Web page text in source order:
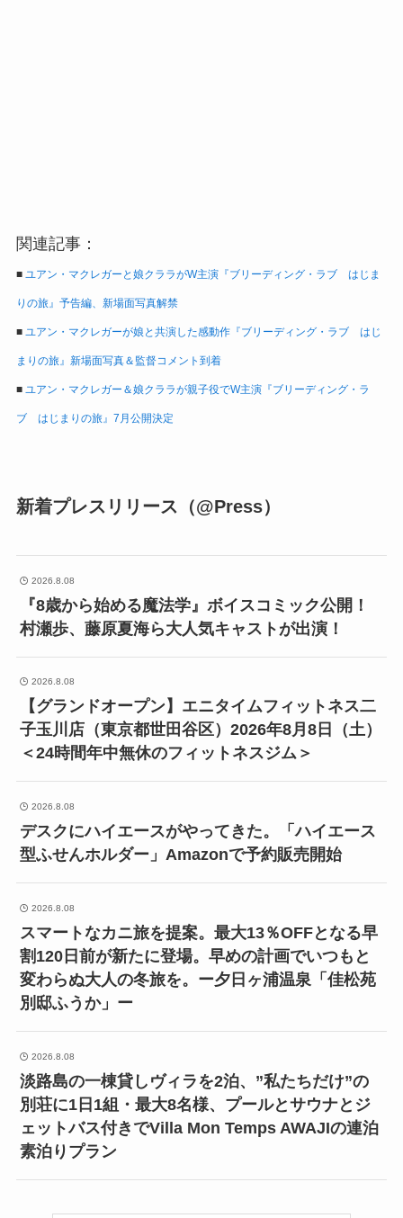
関連記事：
■ ユアン・マクレガーと娘クララがW主演『ブリーディング・ラブ はじま
りの旅』予告編、新場面写真解禁
■ ユアン・マクレガーが娘と共演した感動作『ブリーディング・ラブ はじ
まりの旅』新場面写真＆監督コメント到着
■ ユアン・マクレガー＆娘クララが親子役でW主演『ブリーディング・ラ
ブ はじまりの旅』7月公開決定
新着プレスリリース（@Press）
2026.8.08
『8歳から始める魔法学』ボイスコミック公開！
村瀬歩、藤原夏海ら大人気キャストが出演！
2026.8.08
【グランドオープン】エニタイムフィットネス二
子玉川店（東京都世田谷区）2026年8月8日（土）
＜24時間年中無休のフィットネスジム＞
2026.8.08
デスクにハイエースがやってきた。「ハイエース
型ふせんホルダー」Amazonで予約販売開始
2026.8.08
スマートなカニ旅を提案。最大13％OFFとなる早
割120日前が新たに登場。早めの計画でいつもと
変わらぬ大人の冬旅を。ー夕日ヶ浦温泉「佳松苑
別邸ふうか」ー
2026.8.08
淡路島の一棟貸しヴィラを2泊、”私たちだけ”の
別荘に1日1組・最大8名様、プールとサウナとジ
ェットバス付きでVilla Mon Temps AWAJIの連泊
素泊りプラン